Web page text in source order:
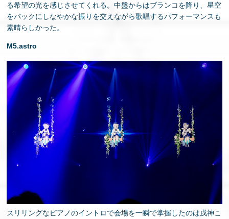
る希望の光を感じさせてくれる。中盤からはブランコを降り、星空
をバックにしなやかな振りを交えながら歌唱するパフォーマンスも
素晴らしかった。
M5.astro
スリリングなピアノのイントロで会場を一瞬で掌握したのは戌神こ